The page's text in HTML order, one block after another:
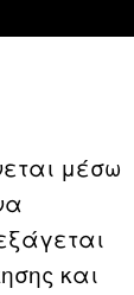
μέσω
και